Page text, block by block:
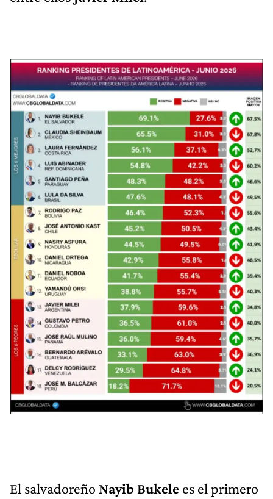
El salvadoreño Nayib Bukele es el primero